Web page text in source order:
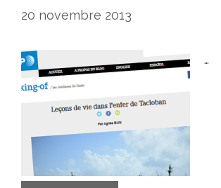
20 novembre 2013
…